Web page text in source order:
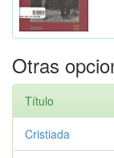
Otras
Título
Cristiada